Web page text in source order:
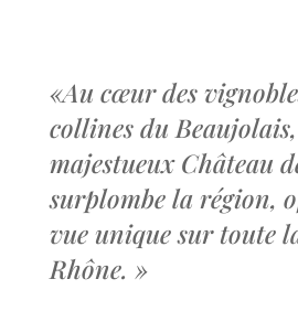
«Au cœur des
collines du
majestueux Château
surplombe la région,
vue unique sur toute
Rhône. »